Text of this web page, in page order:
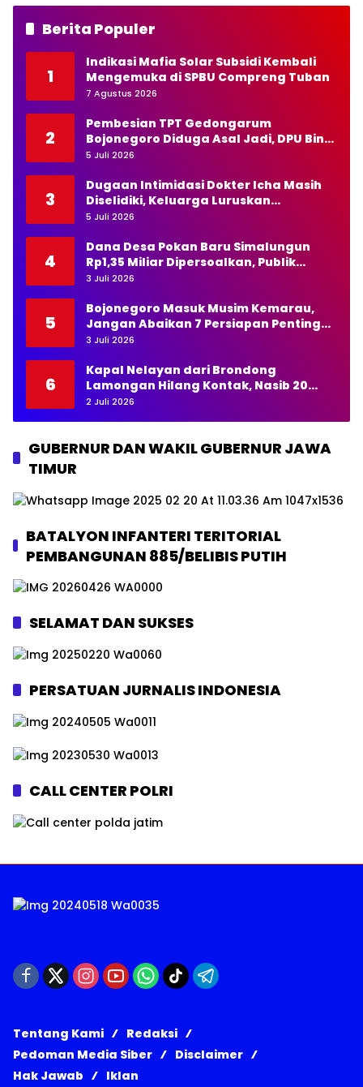
Berita Populer
1
Indikasi Mafia Solar Subsidi Kembali
Mengemuka di SPBU Compreng Tuban
7 Agustus 2026
2
Pembesian TPT Gedongarum
Bojonegoro Diduga Asal Jadi, DPU Bina
Marga Diminta Bertindak Tegas
5 Juli 2026
3
Dugaan Intimidasi Dokter Icha Masih
Diselidiki, Keluarga Luruskan
Pernyataan Kapolda NTT
5 Juli 2026
4
Dana Desa Pokan Baru Simalungun
Rp1,35 Miliar Dipersoalkan, Publik
Pertanyakan Transparansi Kades
3 Juli 2026
5
Bojonegoro Masuk Musim Kemarau,
Jangan Abaikan 7 Persiapan Penting
Ini
3 Juli 2026
6
Kapal Nelayan dari Brondong
Lamongan Hilang Kontak, Nasib 20
Awak Masih Dicari
2 Juli 2026
GUBERNUR DAN WAKIL GUBERNUR JAWA
TIMUR
BATALYON INFANTERI TERITORIAL
PEMBANGUNAN 885/BELIBIS PUTIH
SELAMAT DAN SUKSES
PERSATUAN JURNALIS INDONESIA
CALL CENTER POLRI
Tentang Kami
Redaksi
Pedoman Media Siber
Disclaimer
Hak Jawab
Iklan